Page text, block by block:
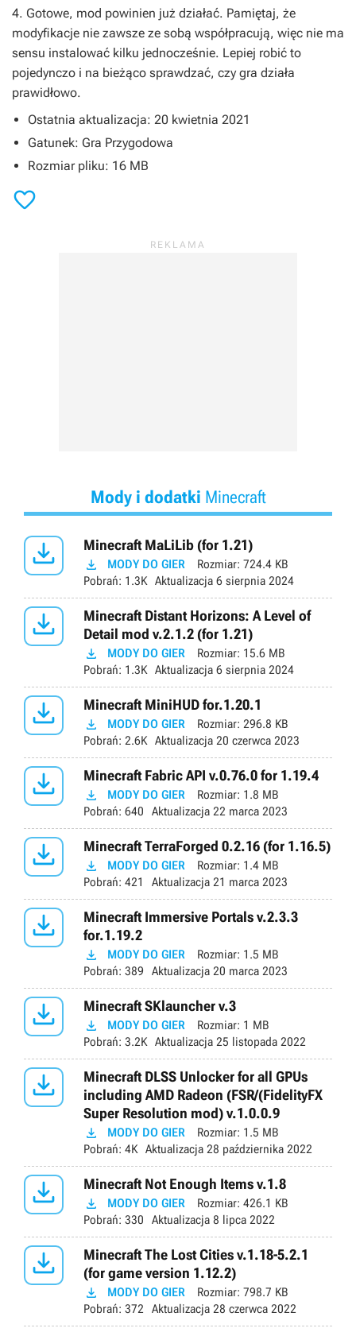
4. Gotowe, mod powinien już działać. Pamiętaj, że
modyfikacje nie zawsze ze sobą współpracują, więc nie ma
sensu instalować kilku jednocześnie. Lepiej robić to
pojedynczo i na bieżąco sprawdzać, czy gra działa
prawidłowo.
Ostatnia aktualizacja: 20 kwietnia 2021
Gatunek: Gra Przygodowa
Rozmiar pliku: 16 MB

Mody i dodatki Minecraft
 Minecraft MaLiLib (for 1.21)
 MODY DO GIER Rozmiar: 724.4 KB
Pobrań: 1.3K Aktualizacja 6 sierpnia 2024

Minecraft Distant Horizons: A Level of
Detail mod v.2.1.2 (for 1.21)
 MODY DO GIER Rozmiar: 15.6 MB
Pobrań: 1.3K Aktualizacja 6 sierpnia 2024
 Minecraft MiniHUD for.1.20.1
 MODY DO GIER Rozmiar: 296.8 KB
Pobrań: 2.6K Aktualizacja 20 czerwca 2023
 Minecraft Fabric API v.0.76.0 for 1.19.4
 MODY DO GIER Rozmiar: 1.8 MB
Pobrań: 640 Aktualizacja 22 marca 2023
 Minecraft TerraForged 0.2.16 (for 1.16.5)
 MODY DO GIER Rozmiar: 1.4 MB
Pobrań: 421 Aktualizacja 21 marca 2023

Minecraft Immersive Portals v.2.3.3
for.1.19.2
 MODY DO GIER Rozmiar: 1.5 MB
Pobrań: 389 Aktualizacja 20 marca 2023
 Minecraft SKlauncher v.3
 MODY DO GIER Rozmiar: 1 MB
Pobrań: 3.2K Aktualizacja 25 listopada 2022

Minecraft DLSS Unlocker for all GPUs
including AMD Radeon (FSR/(FidelityFX
Super Resolution mod) v.1.0.0.9
 MODY DO GIER Rozmiar: 1.5 MB
Pobrań: 4K Aktualizacja 28 października 2022
 Minecraft Not Enough Items v.1.8
 MODY DO GIER Rozmiar: 426.1 KB
Pobrań: 330 Aktualizacja 8 lipca 2022

Minecraft The Lost Cities v.1.18-5.2.1
(for game version 1.12.2)
 MODY DO GIER Rozmiar: 798.7 KB
Pobrań: 372 Aktualizacja 28 czerwca 2022